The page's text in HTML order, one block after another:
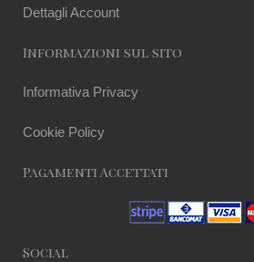
Dettagli Account
Informazioni sul sito
Informativa Privacy
Cookie Policy
Pagamenti Accettati
Social